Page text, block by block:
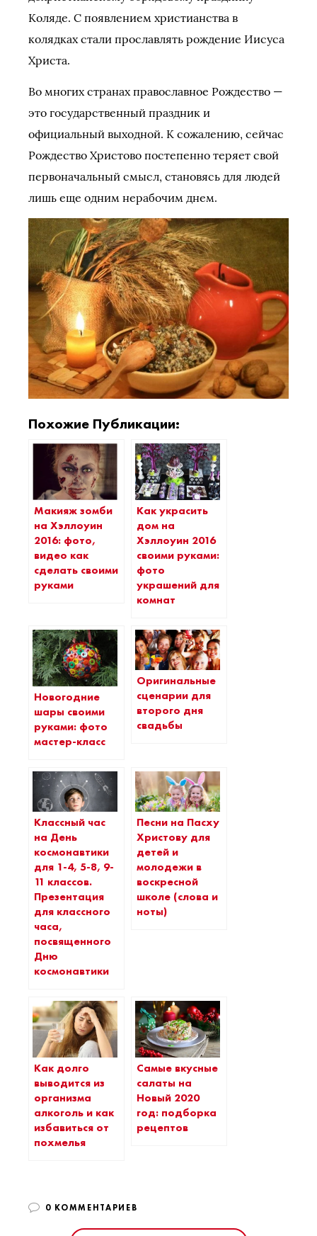
Коляде. С появлением христианства в
колядках стали прославлять рождение Иисуса
Христа.
Во многих странах православное Рождество —
это государственный праздник и
официальный выходной. К сожалению, сейчас
Рождество Христово постепенно теряет свой
первоначальный смысл, становясь для людей
лишь еще одним нерабочим днем.
Похожие Публикации:
Макияж зомби
на Хэллоуин
2016: фото,
видео как
сделать своими
руками
Как украсить
дом на
Хэллоуин 2016
своими руками:
фото
украшений для
комнат
Новогодние
шары своими
руками: фото
мастер-класс
Оригинальные
сценарии для
второго дня
свадьбы
Классный час
на День
космонавтики
для 1-4, 5-8, 9-
11 классов.
Презентация
для классного
часа,
посвященного
Дню
космонавтики
Песни на Пасху
Христову для
детей и
молодежи в
воскресной
школе (слова и
ноты)
Как долго
выводится из
организма
алкоголь и как
избавиться от
похмелья
Самые вкусные
салаты на
Новый 2020
год: подборка
рецептов
0 КОММЕНТАРИЕВ